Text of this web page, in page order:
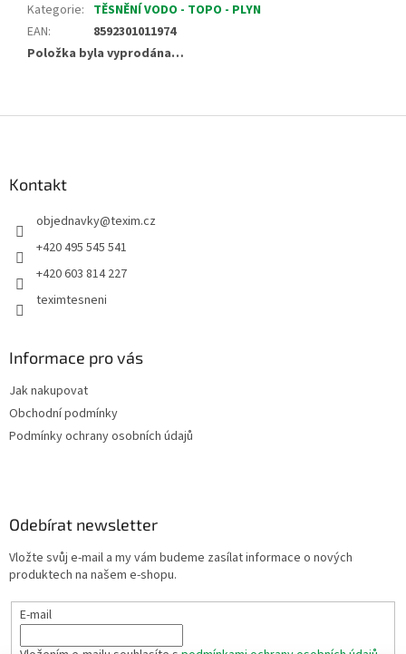
Kategorie: TĚSNĚNÍ VODO - TOPO - PLYN
EAN:
8592301011974
Položka byla vyprodána…
Kontakt
objednavky@texim.cz
+420 495 545 541
+420 603 814 227
teximtesneni
Informace pro vás
Jak nakupovat
Obchodní podmínky
Podmínky ochrany osobních údajů
Odebírat newsletter
Vložte svůj e-mail a my vám budeme zasílat informace o nových
produktech na našem e-shopu.
E-mail